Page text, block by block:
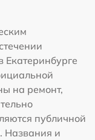
Екатеринбурге
на ремонт,
публичной
Названия и